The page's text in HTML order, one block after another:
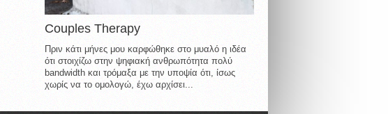
Couples Therapy
Πριν κάτι μήνες μου καρφώθηκε στο μυαλό η ιδέα
ότι στοιχίζω στην ψηφιακή ανθρωπότητα πολύ
bandwidth και τρόμαξα με την υποψία ότι, ίσως
χωρίς να το ομολογώ, έχω αρχίσει...